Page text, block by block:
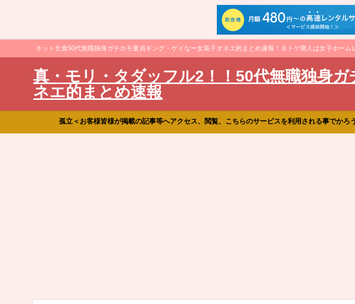
ネット乞食50代無職独身ガチホモ童貞ギング・ゲイなー女装子オネエ的まとめ速報！ネトゲ廃人は女子ホー
真・モリ・タダッフル2！！50代無職独身
ネエ的まとめ速報
孤立＜お客様皆様が掲載の記事等へアクセス、閲覧、こちらのサービスを利用される事でか